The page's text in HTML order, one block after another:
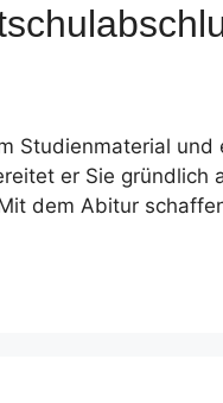
Studienmaterial
er Sie
dem Abitur